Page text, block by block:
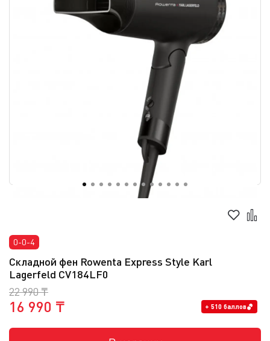
0-0-4
Складной фен Rowenta Express Style Karl
Lagerfeld CV184LF0
22 990 ₸
16 990 ₸ + 510 баллов